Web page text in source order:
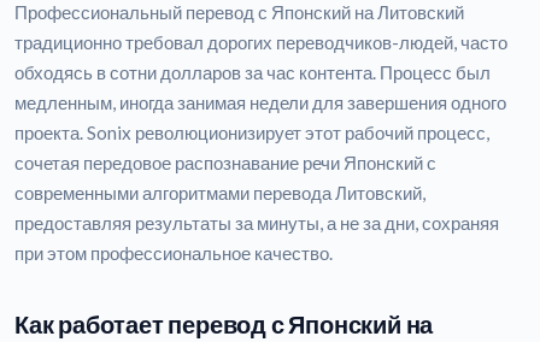
Профессиональный перевод с Японский на Литовский
традиционно требовал дорогих переводчиков-людей, часто
обходясь в сотни долларов за час контента. Процесс был
медленным, иногда занимая недели для завершения одного
проекта. Sonix революционизирует этот рабочий процесс,
сочетая передовое распознавание речи Японский с
современными алгоритмами перевода Литовский,
предоставляя результаты за минуты, а не за дни, сохраняя
при этом профессиональное качество.
Как работает перевод с Японский на